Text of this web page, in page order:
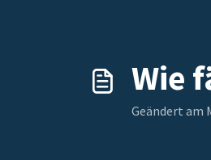
Wie
Geändert am